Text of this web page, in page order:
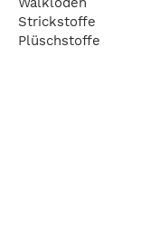
Strickstoffe
Plüschstoffe